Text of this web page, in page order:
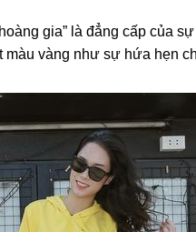
gia” là đẳng cấp của
vàng như sự hứa hẹn